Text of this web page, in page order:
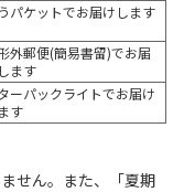
パケットでお届けします
外郵便(簡易書留)でお届
ます
ーパックライトでお届け
す
せん。また、「夏期